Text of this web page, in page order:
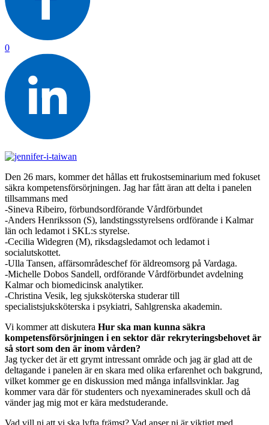
0
Den 26 mars, kommer det hållas ett frukostseminarium med fokuset
säkra kompetensförsörjningen. Jag har fått äran att delta i panelen
tillsammans med
-Sineva Ribeiro, förbundsordförande Vårdförbundet
-Anders Henriksson (S), landstingsstyrelsens ordförande i Kalmar
län och ledamot i SKL:s styrelse.
-Cecilia Widegren (M), riksdagsledamot och ledamot i
socialutskottet.
-Ulla Tansen, affärsområdeschef för äldreomsorg på Vardaga.
-Michelle Dobos Sandell, ordförande Vårdförbundet avdelning
Kalmar och biomedicinsk analytiker.
-Christina Vesik, leg sjuksköterska studerar till
specialistsjuksköterska i psykiatri, Sahlgrenska akademin.
Vi kommer att diskutera Hur ska man kunna säkra
kompetensförsörjningen i en sektor där rekryteringsbehovet är
så stort som den är inom vården?
Jag tycker det är ett grymt intressant område och jag är glad att de
deltagande i panelen är en skara med olika erfarenhet och bakgrund,
vilket kommer ge en diskussion med många infallsvinklar. Jag
kommer vara där för studenters och nyexaminerades skull och då
vänder jag mig mot er kära medstuderande.
Vad vill ni att vi ska lyfta främst? Vad anser ni är viktigt med